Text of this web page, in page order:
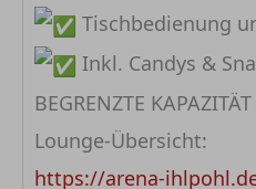
Tischbedienung
Inkl. Candys &
BEGRENZTE KAPAZITÄT
Lounge-Übersicht:
https://arena-